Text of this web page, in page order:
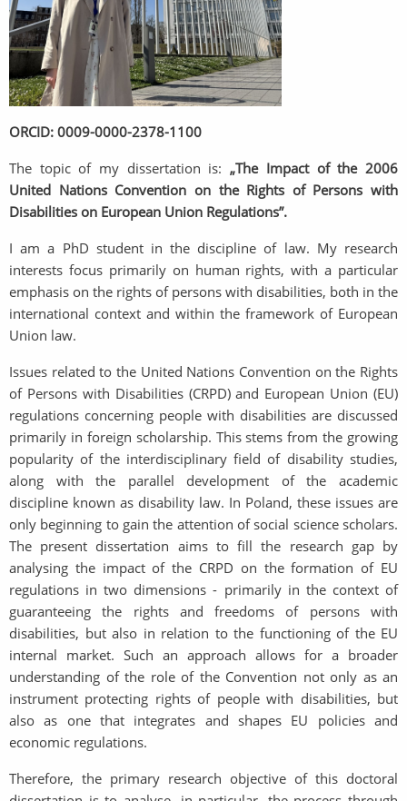
ORCID: 0009-0000-2378-1100
The topic of my dissertation is:„The Impact of the 2006
United Nations Convention on the Rights of Persons with
Disabilities on European Union Regulations”.
I am a PhD student in the discipline of law. My research
interests focus primarily on human rights, with a particular
emphasis on the rights of persons with disabilities, both in the
international context and within the framework of European
Union law.
Issues related to the United Nations Convention on the Rights
of Persons with Disabilities (CRPD) and European Union (EU)
regulations concerning people with disabilities are discussed
primarily in foreign scholarship. This stems from the growing
popularity of the interdisciplinary field of disability studies,
along with the parallel development of the academic
discipline known as disability law. In Poland, these issues are
only beginning to gain the attention of social science scholars.
The present dissertation aims to fill the research gap by
analysing the impact of the CRPD on the formation of EU
regulations in two dimensions - primarily in the context of
guaranteeing the rights and freedoms of persons with
disabilities, but also in relation to the functioning of the EU
internal market. Such an approach allows for a broader
understanding of the role of the Convention not only as an
instrument protecting rights of people with disabilities, but
also as one that integrates and shapes EU policies and
economic regulations.
Therefore, the primary research objective of this doctoral